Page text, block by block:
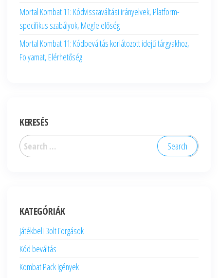
Mortal Kombat 11: Kódvisszaváltási irányelvek, Platform-
specifikus szabályok, Megfelelőség
Mortal Kombat 11: Kódbeváltás korlátozott idejű tárgyakhoz,
Folyamat, Elérhetőség
KERESÉS
Search
for:
KATEGÓRIÁK
Játékbeli Bolt Forgások
Kód beváltás
Kombat Pack Igények